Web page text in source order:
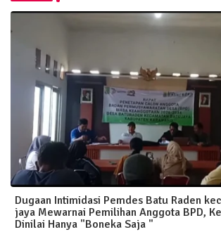
Dugaan Intimidasi Pemdes Batu Raden
jaya Mewarnai Pemilihan Anggota BPD,
Dinilai Hanya "Boneka Saja "